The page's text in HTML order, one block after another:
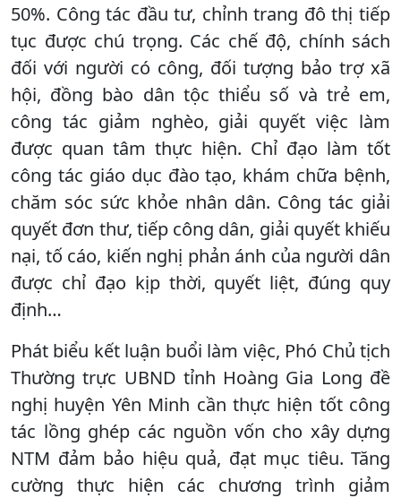
50%. Công tác đầu tư, chỉnh trang đô thị tiếp
tục được chú trọng. Các chế độ, chính sách
đối với người có công, đối tượng bảo trợ xã
hội, đồng bào dân tộc thiểu số và trẻ em,
công tác giảm nghèo, giải quyết việc làm
được quan tâm thực hiện. Chỉ đạo làm tốt
công tác giáo dục đào tạo, khám chữa bệnh,
chăm sóc sức khỏe nhân dân. Công tác giải
quyết đơn thư, tiếp công dân, giải quyết khiếu
nại, tố cáo, kiến nghị phản ánh của người dân
được chỉ đạo kịp thời, quyết liệt, đúng quy
định…
Phát biểu kết luận buổi làm việc, Phó Chủ tịch
Thường trực UBND tỉnh Hoàng Gia Long đề
nghị huyện Yên Minh cần thực hiện tốt công
tác lồng ghép các nguồn vốn cho xây dựng
NTM đảm bảo hiệu quả, đạt mục tiêu. Tăng
cường thực hiện các chương trình giảm